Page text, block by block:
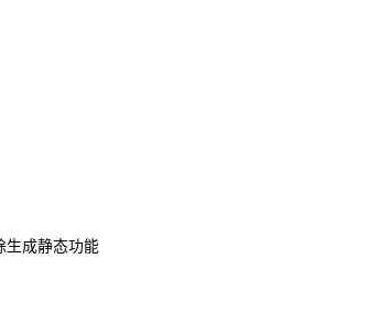
生成静态功能